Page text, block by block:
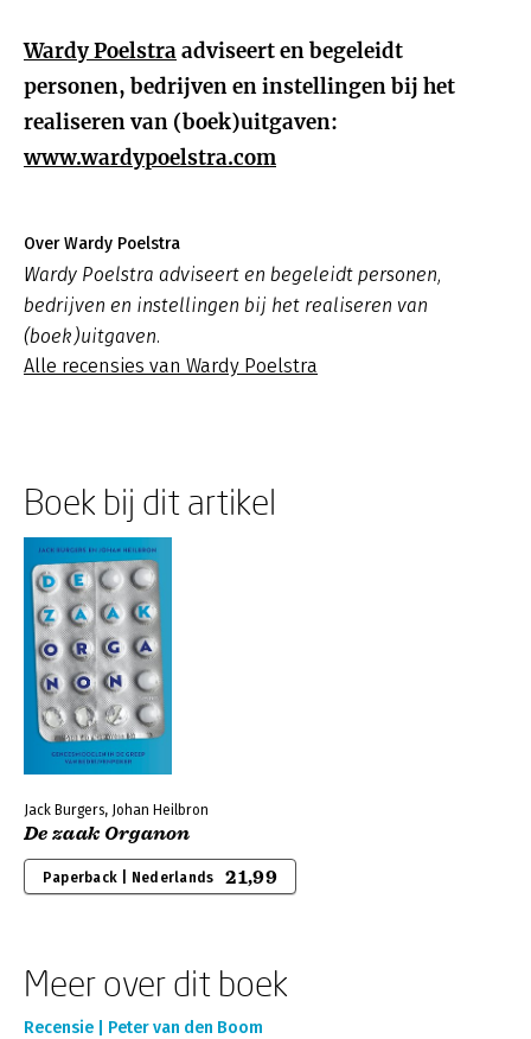
Wardy Poelstraadviseert en begeleidt
personen, bedrijven en instellingen bij het
realiseren van (boek)uitgaven:
www.wardypoelstra.com
Over Wardy Poelstra
Wardy Poelstra adviseert en begeleidt personen,
bedrijven en instellingen bij het realiseren van
(boek)uitgaven.
Alle recensies van Wardy Poelstra
Boek bij dit artikel
Jack Burgers, Johan Heilbron
De zaak Organon
Paperback | Nederlands 21,99
Meer over dit boek
Recensie | Peter van den Boom